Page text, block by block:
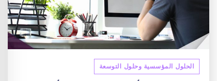
الحلول المؤسسية وحلول التوسعة